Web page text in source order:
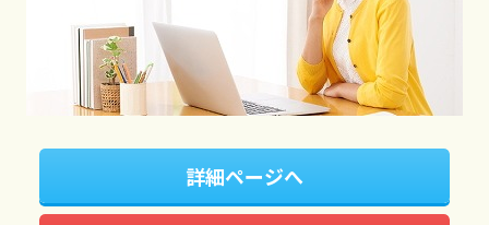
詳細ページへ